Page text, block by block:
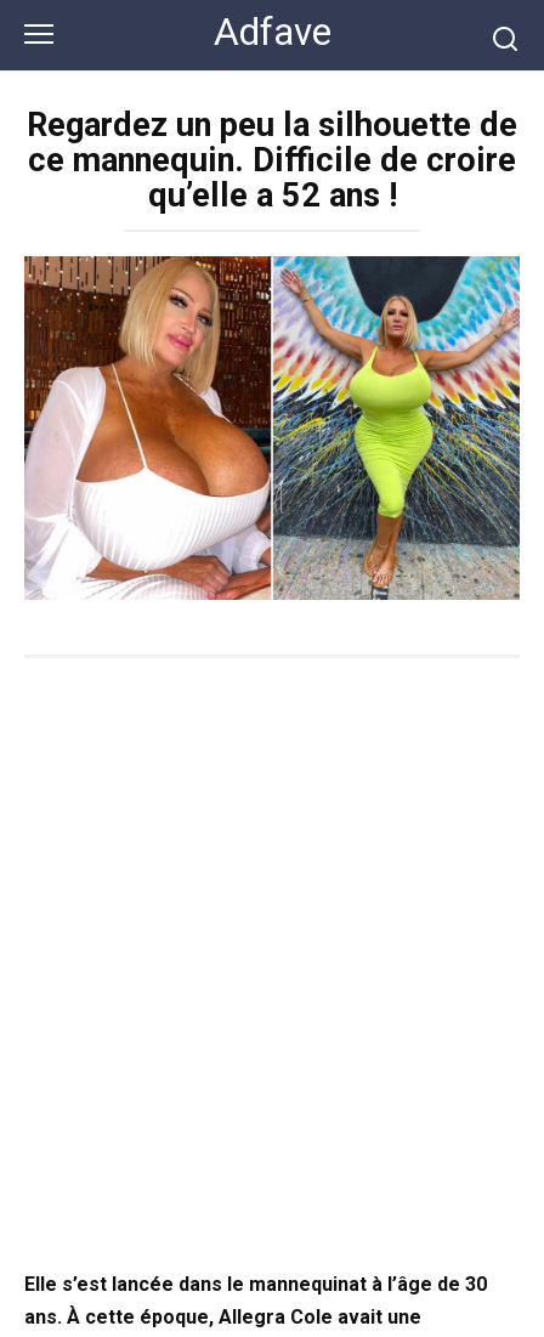
контенту
Adfave
Regardez un peu la silhouette de
ce mannequin. Difficile de croire
qu’elle a 52 ans !
Elle s’est lancée dans le mannequinat à l’âge de 30
ans. À cette époque, Allegra Cole avait une